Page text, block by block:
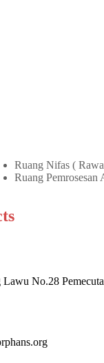
Ruang Nifas (
Ruang Pemrosesan
Lawu No.28